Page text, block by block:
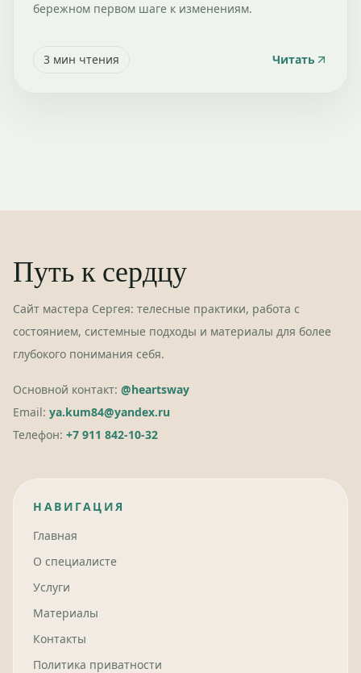
бережном первом шаге к изменениям.
3 мин чтения Читать
Путь к сердцу
Сайт мастера Сергея: телесные практики, работа с
состоянием, системные подходы и материалы для более
глубокого понимания себя.
Основной контакт: @heartsway
Email: ya.kum84@yandex.ru
Телефон: +7 911 842-10-32
НАВИГАЦИЯ
Главная
О специалисте
Услуги
Материалы
Контакты
Политика приватности